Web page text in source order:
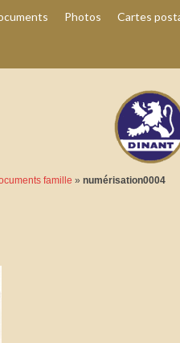
Photos Cartes
famille » numérisation0004